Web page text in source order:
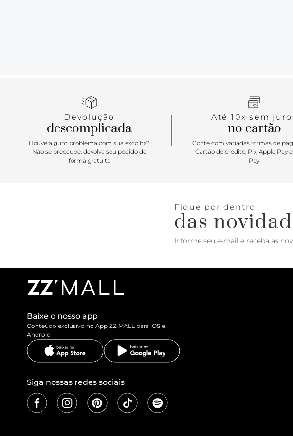
Devolução
descomplicada
Houve algum problema com sua escolha?
Não se preocupe: devolva seu pedido de
forma gratuita
Até 10x sem
no cartão
Conte com variadas formas de
Cartão de crédito, Pix, Apple Pay
Pay.
Fique por dentro
das
Informe seu e-mail e receba as
Baixe o nosso app
Conteúdo exclusivo no App ZZ MALL para iOS e
Android
Siga nossas redes sociais